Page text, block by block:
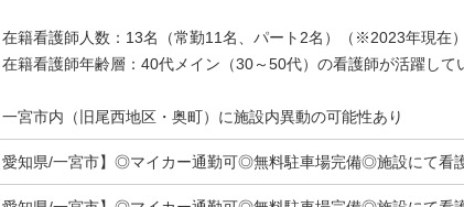
在籍看護師人数：13名（常勤11名、パート2名）（※2023年現在）
在籍看護師年齢層：40代メイン（30～50代）の看護師が活躍して
宮市内（旧尾西地区・奥町）に施設内異動の可能性あり
愛知県/一宮市】◎マイカー通勤可◎無料駐車場完備◎施設にて看